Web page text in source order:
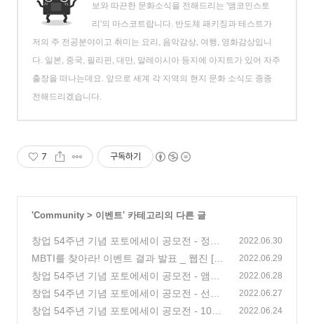
보와 따끈한 문화소식을 전해드리는 '앰코인스토
리'의 마스코트랍니다. 반도체 패키징과 테스트가
저의 주 전공분야이고 취미는 요리, 음악감상, 여행, 영화감상입니
다. 일본, 중국, 필리핀, 대만, 말레이시아 등지에 아지트가 있어 자주
출장을 떠나는데요. 앞으로 세계 각 지역의 현지 문화 소식도 종종
전해드리겠습니다.
7 구독하기
'Community > 이벤트' 카테고리의 다른 글
창업 54주년 기념 포토에세이 공모전 - 정말
딱 1년
(0)
2022.06.30
MBTI를 찾아라! 이벤트 결과 발표 _ 웹진 [앰
코인스토리]
(21)
2022.06.29
창업 54주년 기념 포토에세이 공모전 - 앰코
에서 만난 소중한 친구
(0)
2022.06.28
창업 54주년 기념 포토에세이 공모전 - 선글
라스 오총사 등장
(0)
2022.06.27
창업 54주년 기념 포토에세이 공모전 - 108
2022.06.24